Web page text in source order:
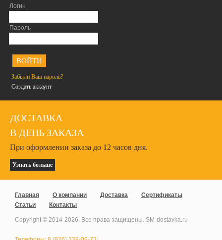
Логин
Пароль
Забыли Ваш пароль?
Создать аккаунт
ДОСТАВКА
В ДЕНЬ ЗАКАЗА
При оформлении заказа до 12 часов дня.
Узнать больше
Главная О компании Доставка
Сертификаты
Статьи
Контакты
Copyright © 2014-2026. Все права защищены. SM-dostavka.ru